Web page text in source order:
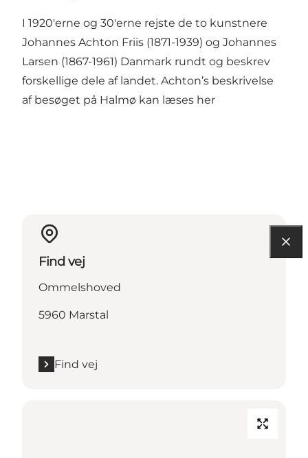
I 1920'erne og 30'erne rejste de to kunstnere
Johannes Achton Friis (1871-1939) og Johannes
Larsen (1867-1961) Danmark rundt og beskrev
forskellige dele af landet. Achton’s beskrivelse
af besøget på Halmø kan læses her
Find vej
Ommelshoved
5960 Marstal
Find vej